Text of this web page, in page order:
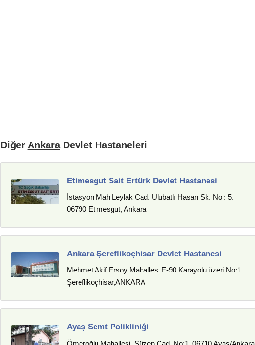
Diğer AnkaraDevlet Hastaneleri
Etimesgut Sait Ertürk Devlet Hastanesi
İstasyon Mah Leylak Cad, Ulubatlı Hasan Sk. No : 5,
06790 Etimesgut, Ankara
Ankara Şereflikoçhisar Devlet Hastanesi
Mehmet Akif Ersoy Mahallesi E-90 Karayolu üzeri No:1
Şereflikoçhisar,ANKARA
Ayaş Semt Polikliniği
Ömeroğlu Mahallesi, Süzen Cad. No:1, 06710 Ayaş/Ankara